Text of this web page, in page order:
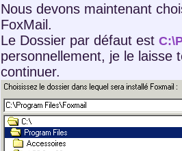
Nous devons maintenant
FoxMail.
Le Dossier par défaut est
personnellement, je le laisse
continuer.